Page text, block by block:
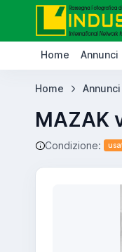
Home Annunci
Home
MAZAK
Condizione: